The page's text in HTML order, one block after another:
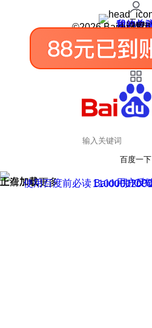
我的关
我的收
皮肤中
用户反
设置
©2026 Baidu 使
百度一下
正在加载
上滑加载更多 用户反
使用百度前必读 Baidu 京ICP
京公网安备